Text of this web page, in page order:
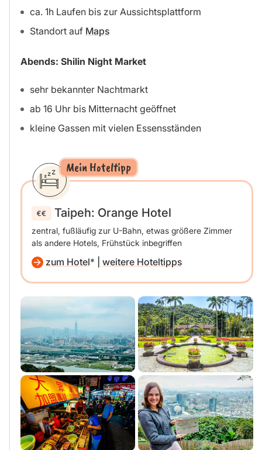
ca. 1h Laufen bis zur Aussichtsplattform
Standort auf Maps
Abends: Shilin Night Market
sehr bekannter Nachtmarkt
ab 16 Uhr bis Mitternacht geöffnet
kleine Gassen mit vielen Essensständen
Mein Hoteltipp
Taipeh: Orange Hotel
zentral, fußläufig zur U-Bahn, etwas größere Zimmer
als andere Hotels, Frühstück inbegriffen
zum Hotel weitere Hoteltipps